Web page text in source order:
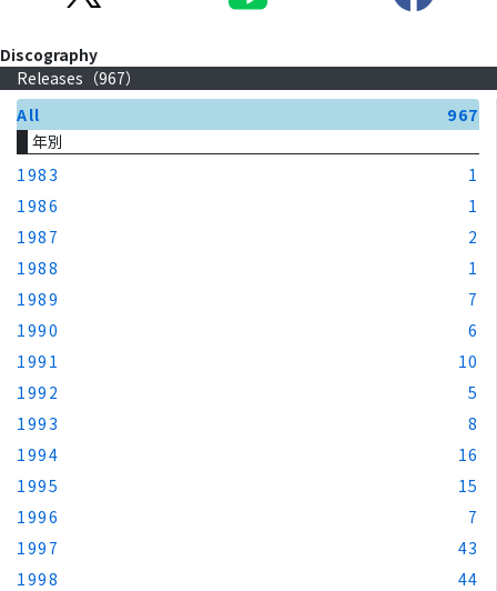
Discography
Releases（967）
All
967
年別
1983
1
1986
1
1987
2
1988
1
1989
7
1990
6
1991
10
1992
5
1993
8
1994
16
1995
15
1996
7
1997
43
1998
44